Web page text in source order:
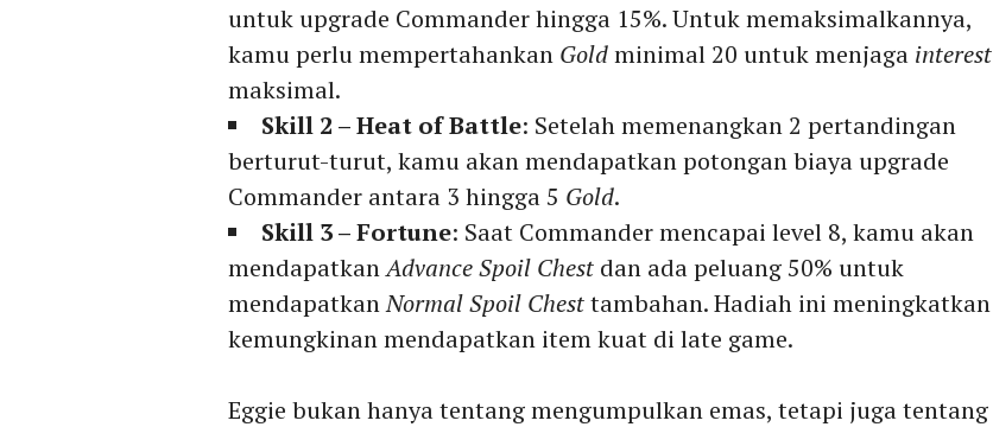
untuk upgrade Commander hingga 15%. Untuk memaksimalkannya,
kamu perlu mempertahankan Goldminimal 20 untuk menjaga interest
maksimal.
Skill 2 – Heat of Battle: Setelah memenangkan 2 pertandingan
berturut-turut, kamu akan mendapatkan potongan biaya upgrade
Commander antara 3 hingga 5 Gold.
Skill 3 – Fortune: Saat Commander mencapai level 8, kamu akan
mendapatkanAdvance Spoil Chest dan ada peluang 50% untuk
mendapatkanNormal Spoil Chesttambahan. Hadiah ini meningkatkan
kemungkinan mendapatkan item kuat di late game.
Eggie bukan hanya tentang mengumpulkan emas, tetapi juga tentang